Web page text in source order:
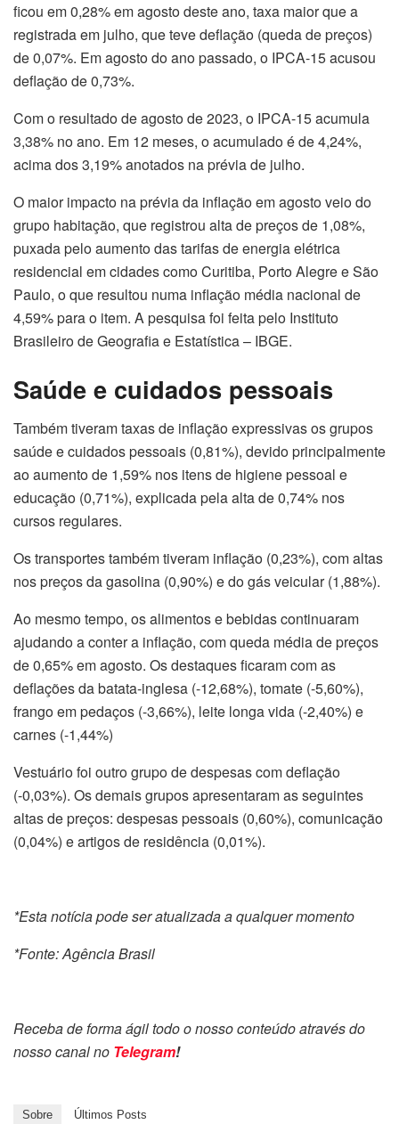
ficou em 0,28% em agosto deste ano, taxa maior que a
registrada em julho, que teve deflação (queda de preços)
de 0,07%. Em agosto do ano passado, o IPCA-15 acusou
deflação de 0,73%.
Com o resultado de agosto de 2023, o IPCA-15 acumula
3,38% no ano. Em 12 meses, o acumulado é de 4,24%,
acima dos 3,19% anotados na prévia de julho.
O maior impacto na prévia da inflação em agosto veio do
grupo habitação, que registrou alta de preços de 1,08%,
puxada pelo aumento das tarifas de energia elétrica
residencial em cidades como Curitiba, Porto Alegre e São
Paulo, o que resultou numa inflação média nacional de
4,59% para o item. A pesquisa foi feita pelo Instituto
Brasileiro de Geografia e Estatística – IBGE.
Saúde e cuidados pessoais
Também tiveram taxas de inflação expressivas os grupos
saúde e cuidados pessoais (0,81%), devido principalmente
ao aumento de 1,59% nos itens de higiene pessoal e
educação (0,71%), explicada pela alta de 0,74% nos
cursos regulares.
Os transportes também tiveram inflação (0,23%), com altas
nos preços da gasolina (0,90%) e do gás veicular (1,88%).
Ao mesmo tempo, os alimentos e bebidas continuaram
ajudando a conter a inflação, com queda média de preços
de 0,65% em agosto. Os destaques ficaram com as
deflações da batata-inglesa (-12,68%), tomate (-5,60%),
frango em pedaços (-3,66%), leite longa vida (-2,40%) e
carnes (-1,44%)
Vestuário foi outro grupo de despesas com deflação
(-0,03%). Os demais grupos apresentaram as seguintes
altas de preços: despesas pessoais (0,60%), comunicação
(0,04%) e artigos de residência (0,01%).
*Esta notícia pode ser atualizada a qualquer momento
*Fonte: Agência Brasil
Receba de forma ágil todo o nosso conteúdo através do
nosso canal no Telegram!
Sobre Últimos Posts